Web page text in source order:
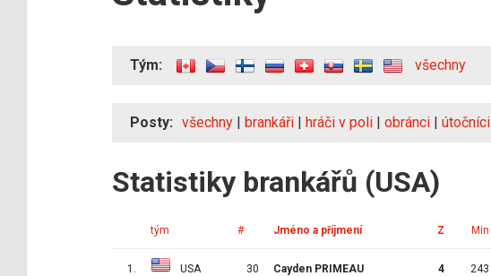
Tým: všechny
Posty: všechny | brankáři | hráči v poli | obránci | útočníci
Statistiky brankářů (USA)
tým # Jméno a příjmení Z Min
1. USA 30 Cayden PRIMEAU 4 243